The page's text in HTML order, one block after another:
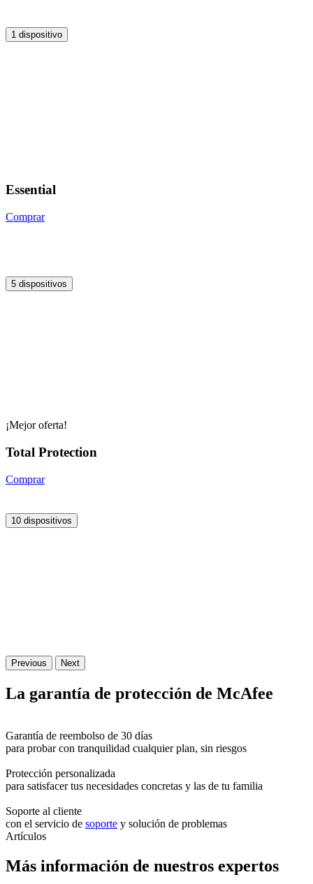
1 dispositivo
Essential
Comprar
5 dispositivos
¡Mejor oferta!
Total Protection
Comprar
10 dispositivos
Previous Next
La garantía de protección de McAfee
Garantía de reembolso de 30 días
para probar con tranquilidad cualquier plan, sin riesgos
Protección personalizada
para satisfacer tus necesidades concretas y las de tu familia
Soporte al cliente
con el servicio de soporte y solución de problemas
Artículos
Más información de nuestros expertos